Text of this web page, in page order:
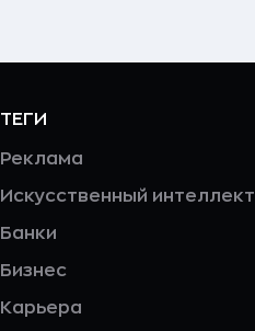
ТЕГИ
Реклама
Искусственный интеллект
Банки
Бизнес
Карьера